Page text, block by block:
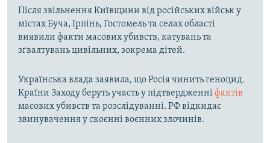
Після звільнення Київщини від російських військ у
містах Буча, Ірпінь, Гостомель та селах області
виявили факти масових убивств, катувань та
зґвалтувань цивільних, зокрема дітей.
Українська влада заявила, що Росія чинить геноцид.
Країни Заходу беруть участь у підтвердженні фактів
масових убивств та розслідуванні. РФ відкидає
звинувачення у скоєнні воєнних злочинів.